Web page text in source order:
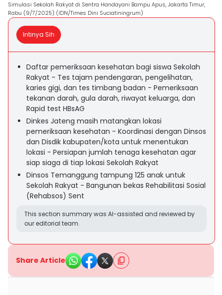
Simulasi Sekolah Rakyat di Sentra Handayani Bampu Apus, Jakarta Timur,
Rabu (9/7/2025) (IDN/Times Dini Suciatiningrum)
Intinya Sih
Daftar pemeriksaan kesehatan bagi siswa Sekolah
Rakyat - Tes tajam pendengaran, pengelihatan,
karies gigi, dan tes timbang badan - Pemeriksaan
tekanan darah, gula darah, riwayat keluarga, dan
Rapid test HBsAG
Dinkes Jateng masih matangkan lokasi
pemeriksaan kesehatan - Koordinasi dengan Dinsos
dan Disdik kabupaten/kota untuk menentukan
lokasi - Persiapan jumlah tenaga kesehatan agar
siap siaga di tiap lokasi Sekolah Rakyat
Dinsos Temanggung tampung 125 anak untuk
Sekolah Rakyat - Bangunan bekas Rehabilitasi Sosial
(Rehabsos) Sent
This section summary was AI-assisted and reviewed by
our editorial team.
Share Article